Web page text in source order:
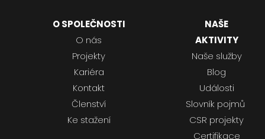
O SPOLEČNOSTI
O nás
Projekty
Kariéra
Kontakt
Členství
Ke stažení
NAŠE
AKTIVITY
Naše služby
Blog
Události
Slovník pojmů
CSR projekty
Certifikace